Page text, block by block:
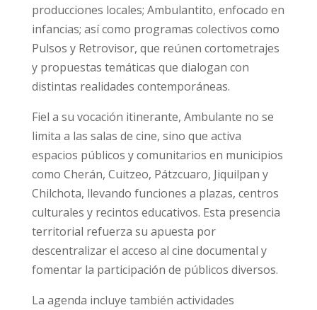
producciones locales; Ambulantito, enfocado en
infancias; así como programas colectivos como
Pulsos y Retrovisor, que reúnen cortometrajes
y propuestas temáticas que dialogan con
distintas realidades contemporáneas.
Fiel a su vocación itinerante, Ambulante no se
limita a las salas de cine, sino que activa
espacios públicos y comunitarios en municipios
como Cherán, Cuitzeo, Pátzcuaro, Jiquilpan y
Chilchota, llevando funciones a plazas, centros
culturales y recintos educativos. Esta presencia
territorial refuerza su apuesta por
descentralizar el acceso al cine documental y
fomentar la participación de públicos diversos.
La agenda incluye también actividades